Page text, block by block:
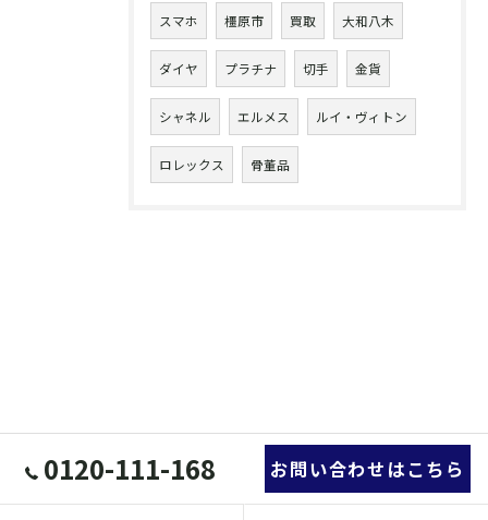
スマホ 橿原市 買取 大和八木
ダイヤ プラチナ 切手 金貨
シャネル エルメス ルイ・ヴィトン
ロレックス 骨董品
0120-111-168 お問い合わせはこちら